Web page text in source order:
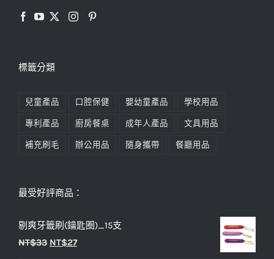
標籤分類
兒童產品 口腔保健 嬰幼童產品 學校用品
專利產品 廚房餐桌 成年人產品 文具用品
補充刷毛 辦公用品 隨身攜帶 餐廳用品
最受好評商品：
剔爽牙籤刷(鑰匙圈)_15支
NT$33 原
NT$27目